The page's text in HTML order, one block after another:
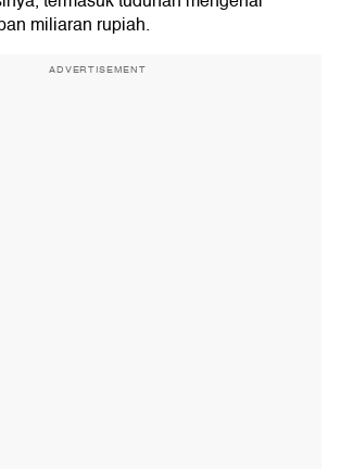
miliaran rupiah.
ADVERTISEMENT